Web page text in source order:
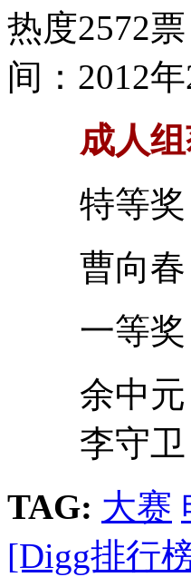
热度2572
间：2012
成人组
特等奖
曹向春
一等奖
余中元（
李守卫（
TAG: 大赛
[Digg排行